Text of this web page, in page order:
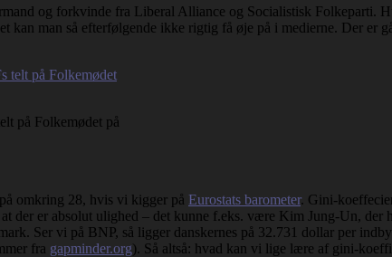
og forkvinde fra Liberal Alliance og Socialistisk Folkeparti.
man så efterfølgende ikke rigtig få øje på i medierne. Der er
på Folkemødet på
omkring 28, hvis vi kigger på Eurostats barometer. Gini-
der er absolut ulighed – det kunne f.eks. være Kim Jung-Un,
Ser vi på BNP, så ligger danskernes på 32.731 dollar per
fra gapminder.org). Så altså: hvad kan vi lige lære af gini-